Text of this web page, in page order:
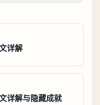
详解
详解与隐藏成就